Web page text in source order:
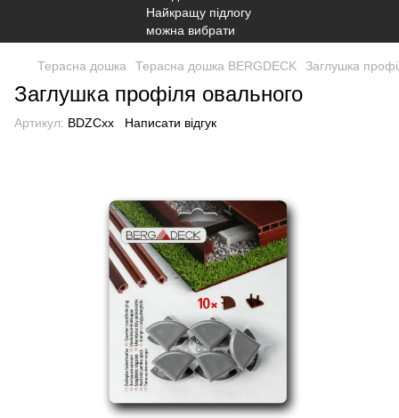
Терасна дошка Терасна дошка BERGDECK Заглушка
Заглушка профіля овального
Артикул: BDZCхх Написати відгук